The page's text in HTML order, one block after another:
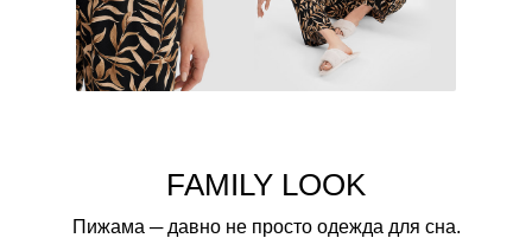
Пижама ─ давно не просто одежда для сна.
FAMILY LOOK